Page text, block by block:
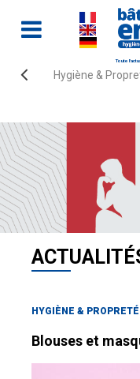
Toute
Hygiène &
Accueil Actualités
HYGIÈNE & PROPRETÉ
Blouses et